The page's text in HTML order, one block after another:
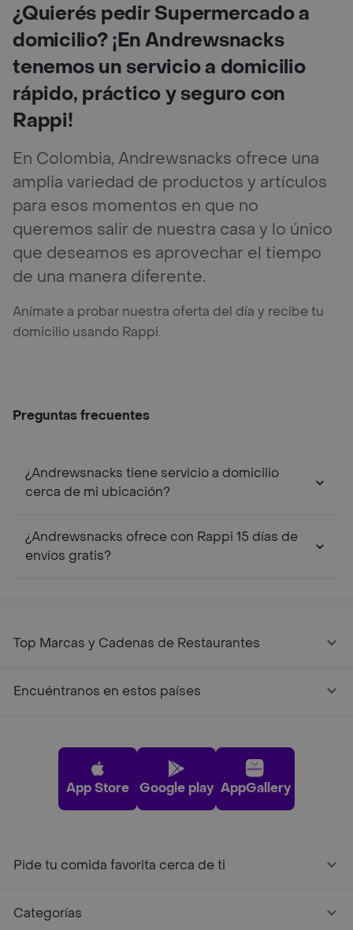
¿Quierés pedir Supermercado a
domicilio? ¡En Andrewsnacks
tenemos un servicio a domicilio
rápido, práctico y seguro con
Rappi!
En Colombia, Andrewsnacks ofrece una
amplia variedad de productos y artículos
para esos momentos en que no
queremos salir de nuestra casa y lo único
que deseamos es aprovechar el tiempo
de una manera diferente.
Anímate a probar nuestra oferta del día y recibe tu
domicilio usando Rappi.
Preguntas frecuentes
¿Andrewsnacks tiene servicio a domicilio
cerca de mi ubicación?
¿Andrewsnacks ofrece con Rappi 15 días de
envíos gratis?
Top Marcas y Cadenas de Restaurantes
Encuéntranos en estos países
App Store Google play AppGallery
Pide tu comida favorita cerca de ti
Categorías